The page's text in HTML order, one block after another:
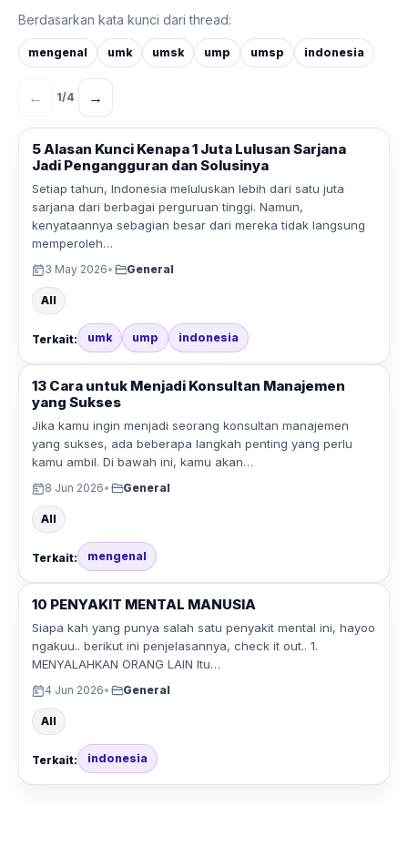
Berdasarkan kata kunci dari thread:
mengenal umk umsk ump umsp indonesia
← 1/4 →
5 Alasan Kunci Kenapa 1 Juta Lulusan Sarjana
Jadi Pengangguran dan Solusinya
Setiap tahun, Indonesia meluluskan lebih dari satu juta
sarjana dari berbagai perguruan tinggi. Namun,
kenyataannya sebagian besar dari mereka tidak langsung
memperoleh…
3 May 2026• General
All
Terkait: umk ump indonesia
13 Cara untuk Menjadi Konsultan Manajemen
yang Sukses
Jika kamu ingin menjadi seorang konsultan manajemen
yang sukses, ada beberapa langkah penting yang perlu
kamu ambil. Di bawah ini, kamu akan…
8 Jun 2026• General
All
Terkait: mengenal
10 PENYAKIT MENTAL MANUSIA
Siapa kah yang punya salah satu penyakit mental ini, hayoo
ngakuu.. berikut ini penjelasannya, check it out.. 1.
MENYALAHKAN ORANG LAIN Itu…
4 Jun 2026• General
All
Terkait: indonesia